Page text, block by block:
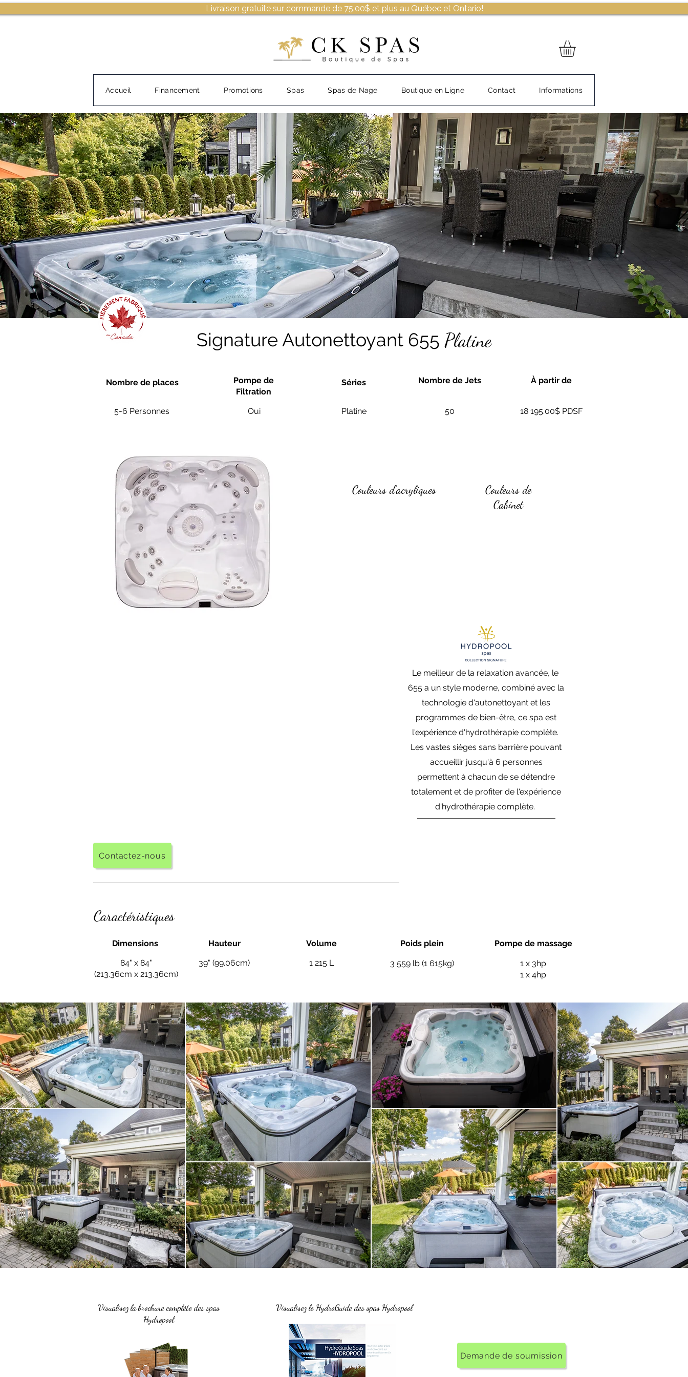
Livraison gratuite sur commande de 75.00$ et plus au Québec et Ontario!
Accueil Financement Promotions Spas Spas de Nage Boutique en Ligne Contact Informations
Signature Autonettoyant 655 Platine
Nombre de places
5-6 Personnes
Pompe de
Filtration
Oui
Séries
Platine
Nombre de Jets
50
À partir de
18 195.00$ PDSF
Couleurs d'acryliques
Couleurs de
Cabinet
Le meilleur de la relaxation avancée, le
655 a un style moderne, combiné avec la
technologie d'autonettoyant et les
programmes de bien-être, ce spa est
l'expérience d'hydrothérapie complète.
Les vastes sièges sans barrière pouvant
accueillir jusqu'à 6 personnes
permettent à chacun de se détendre
totalement et de profiter de l'expérience
d'hydrothérapie complète.
Contactez-nous
Caractéristiques
Dimensions
84" x 84"
(213.36cm x 213.36cm)
Hauteur
39" (99.06cm)
Volume
1 215 L
Poids plein
3 559 lb (1 615kg)
Pompe de massage
1 x 3hp
1 x 4hp
Visualisez la brochure complète des spas
Hydropool
Visualisez le HydroGuide des spas Hydropool
Demande de soumission